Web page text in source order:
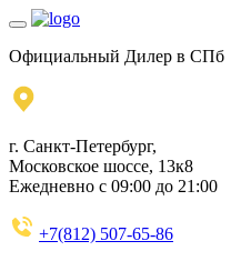
Официальный Дилер в СПб
г. Санкт-Петербург,
Московское шоссе, 13к8
Ежедневно с 09:00 до 21:00
+7(812) 507-65-86